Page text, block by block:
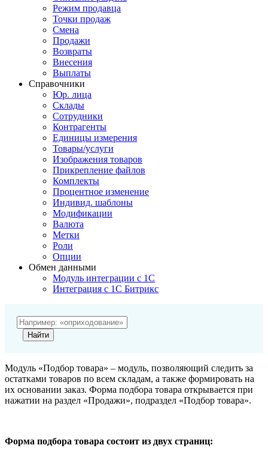
Режим продавца
Точки продаж
Смена
Продажи
Возвраты
Внесения
Выплаты
Справочники
Юр. лица
Склады
Сотрудники
Контрагенты
Единицы измерения
Товары/услуги
Изображения товаров
Прикрепление файлов
Комплекты
Процентное изменение
Индивид. шаблоны
Модификации
Валюта
Метки
Роли
Опции
Обмен данными
Модуль интеграции с 1С
Интеграция с 1С Битрикс
Модуль «Подбор товара» – модуль, позволяющий следить за
остатками товаров по всем складам, а также формировать на
их основании заказ. Форма подбора товара открывается при
нажатии на раздел «Продажи», подраздел «Подбор товара».
Форма подбора товара состоит из двух страниц: